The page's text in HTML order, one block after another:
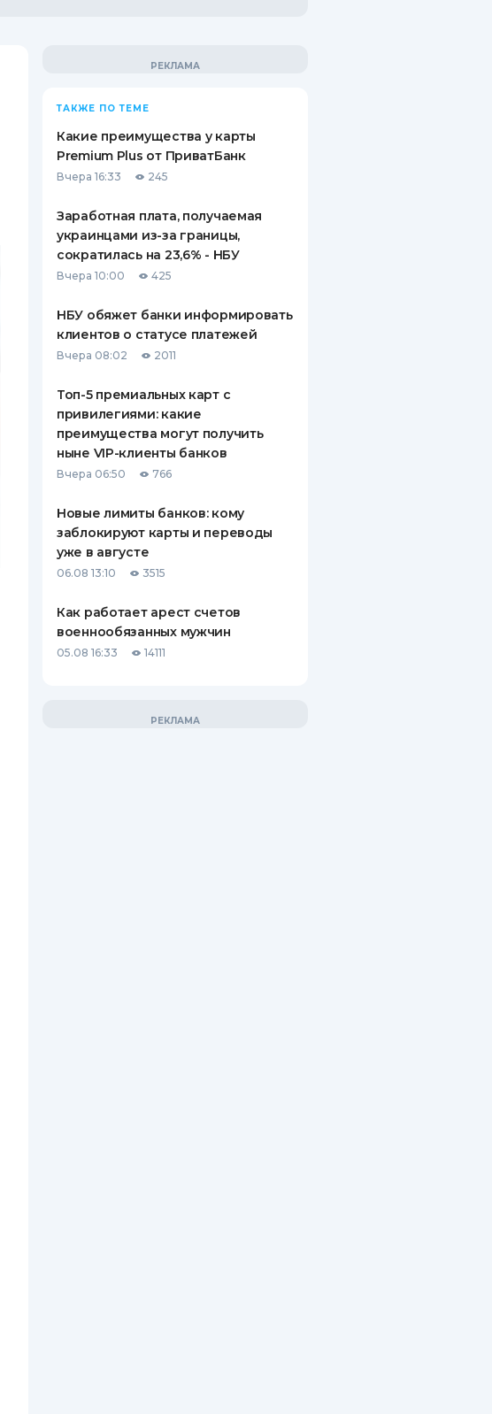
ТАКЖЕ ПО ТЕМЕ
Какие преимущества у карты
Premium Plus от ПриватБанк
Вчера 16:33 245
Заработная плата, получаемая
украинцами из-за границы,
сократилась на 23,6% - НБУ
Вчера 10:00 425
НБУ обяжет банки информировать
клиентов о статусе платежей
Вчера 08:02 2011
Топ-5 премиальных карт с
привилегиями: какие
преимущества могут получить
ныне VIP-клиенты банков
Вчера 06:50 766
Новые лимиты банков: кому
заблокируют карты и переводы
уже в августе
06.08 13:10 3515
Как работает арест счетов
военнообязанных мужчин
05.08 16:33 14111